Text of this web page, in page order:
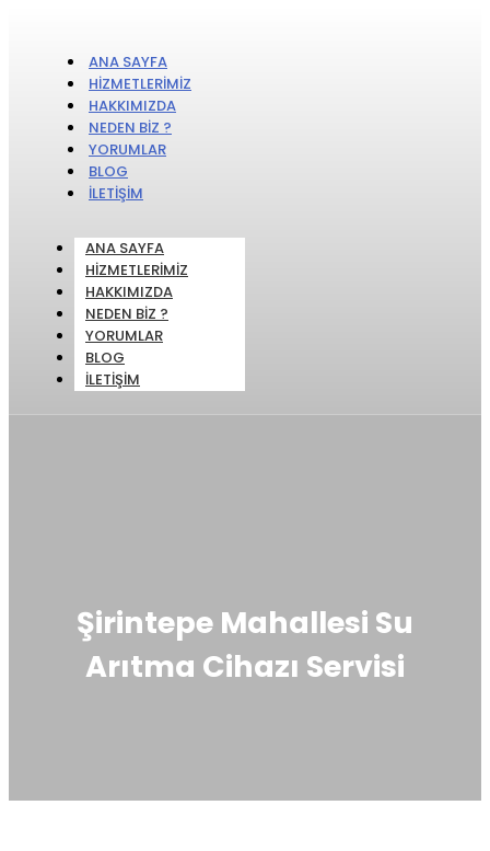
ANA SAYFA
HIZMETLERIMIZ
HAKKIMIZDA
NEDEN BIZ ?
YORUMLAR
BLOG
İLETIŞIM
ANA SAYFA
HIZMETLERIMIZ
HAKKIMIZDA
NEDEN BIZ ?
YORUMLAR
BLOG
İLETIŞIM
Şirintepe Mahallesi Su
Arıtma Cihazı Servisi